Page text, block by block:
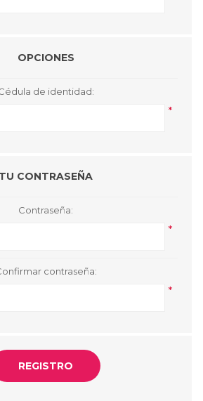
OPCIONES
de identidad:
*
TU CONTRASEÑA
Contraseña:
*
contraseña:
*